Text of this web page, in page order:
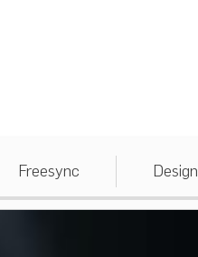
Freesync Design